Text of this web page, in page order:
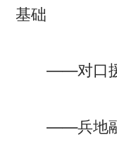
基础
——对口援
——兵地融